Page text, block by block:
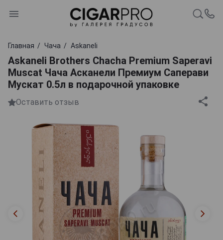
Главная Чача Askaneli
Askaneli Brothers Chacha Premium Saperavi
Muscat Чача Асканели Премиум Саперави
Мускат 0.5л в подарочной упаковке
Оставить отзыв